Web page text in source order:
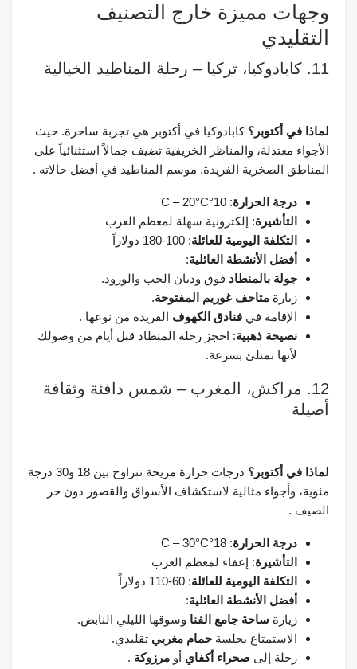
وجهات مميزة خارج التصنيف
التقليدي
11. كابادوكيا، تركيا – رحلة المناطيد الخيالية
لماذا في أكتوبر؟ كابادوكيا في أكتوبر هي تجربة ساحرة. حيث
الأجواء معتدلة، والمناظر الخريفية تضيف جمالاً استثنائياً على
المناطق الصخرية الفريدة. موسم المناطيد في أفضل حالاته .
درجة الحرارة: 10°C – 20°C
التأشيرة: إلكترونية سهلة لمعظم العرب
التكلفة اليومية للعائلة: 100-180 دولاراً
أفضل الأنشطة العائلية:
جولة بالمنطاد فوق وديان الحب والورود.
زيارة متاحف غوريم المفتوحة.
الإقامة في فنادق الكهوف الفريدة من نوعها .
نصيحة ذهبية: احجز رحلة المنطاد قبل أيام من وصولك
لأنها تمتلئ بسرعة.
12. مراكش، المغرب – شمس دافئة وثقافة
أصيلة
لماذا في أكتوبر؟
درجات حرارة مريحة تتراوح بين 18 و30 درجة
مئوية، وأجواء مثالية لاستكشاف الأسواق والقصور دون حر
الصيف .
درجة الحرارة: 18°C – 30°C
التأشيرة: إعفاء لمعظم العرب
التكلفة اليومية للعائلة: 60-110 دولاراً
أفضل الأنشطة العائلية:
زيارة ساحة جامع الفنا وسوقها الليلي النابض.
الاستمتاع بجلسة حمام مغربي تقليدي.
رحلة إلى صحراء أكفاي أو مرزوكة .